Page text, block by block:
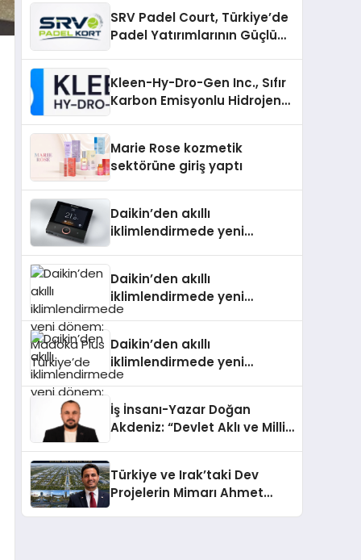
SRV Padel Court, Türkiye’de
Padel Yatırımlarının Güçlü
Kleen-Hy-Dro-Gen Inc., Sıfır
Karbon Emisyonlu Hidrojen
Aldı
Marie Rose kozmetik
sektörüne giriş yaptı
Daikin’den akıllı
iklimlendirmede yeni
Daikin’den akıllı
iklimlendirmede yeni
dönem: Madoka Plus
Daikin’den akıllı
iklimlendirmede yeni
dönem: Madoka Plus
İş İnsanı-Yazar Doğan
Akdeniz: “Devlet Aklı ve Milli
Türkiye ve Irak’taki Dev
Projelerin Mimarı Ahmet